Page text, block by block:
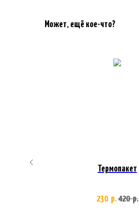
Может, ещё кое-что?
Термопакет
230 р.420 р.